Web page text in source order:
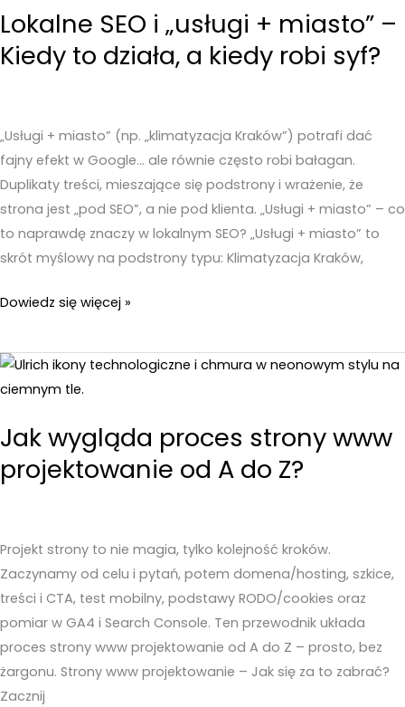
schematów,
które
się
nie
brzmią
jak
spam)
Lokalne SEO i „usługi + miasto” –
Kiedy to działa, a kiedy robi syf?
„Usługi + miasto” (np. „klimatyzacja Kraków”) potrafi dać
fajny efekt w Google… ale równie często robi bałagan.
Duplikaty treści, mieszające się podstrony i wrażenie, że
strona jest „pod SEO”, a nie pod klienta. „Usługi + miasto” – co
to naprawdę znaczy w lokalnym SEO? „Usługi + miasto” to
skrót myślowy na podstrony typu: Klimatyzacja Kraków,
Lokalne
i
„usługi
+
–
Kiedy
a
kiedy
robi
syf?
Dowiedz się więcej »
Jak wygląda proces strony www
projektowanie od A do Z?
Projekt strony to nie magia, tylko kolejność kroków.
Zaczynamy od celu i pytań, potem domena/hosting, szkice,
treści i CTA, test mobilny, podstawy RODO/cookies oraz
pomiar w GA4 i Search Console. Ten przewodnik układa
proces strony www projektowanie od A do Z – prosto, bez
żargonu. Strony www projektowanie – Jak się za to zabrać?
Zacznij